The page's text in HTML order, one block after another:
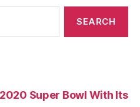
Super Bowl With Its